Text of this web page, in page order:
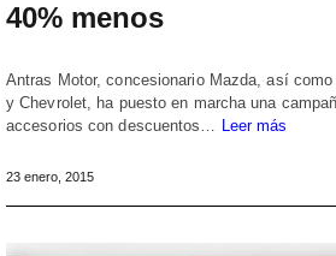
40% menos
Antras Motor, concesionario Mazda, así como
y Chevrolet, ha puesto en marcha una
accesorios con descuentos… Leer más
23 enero, 2015